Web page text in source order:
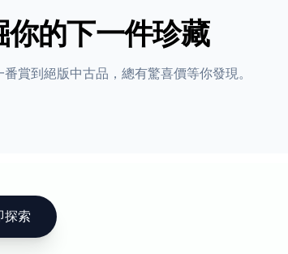
你的下一件珍藏
賞到絕版中古品，總有驚喜價等你發現。
探索